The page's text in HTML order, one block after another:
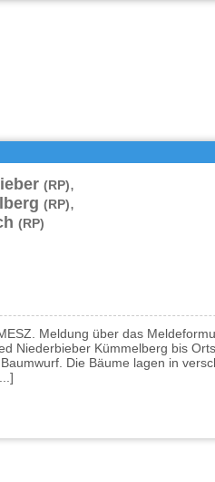
(RP),
(RP),
(RP)
Meldung über das
Niederbieber Kümmelberg bis
Die Bäume lagen in